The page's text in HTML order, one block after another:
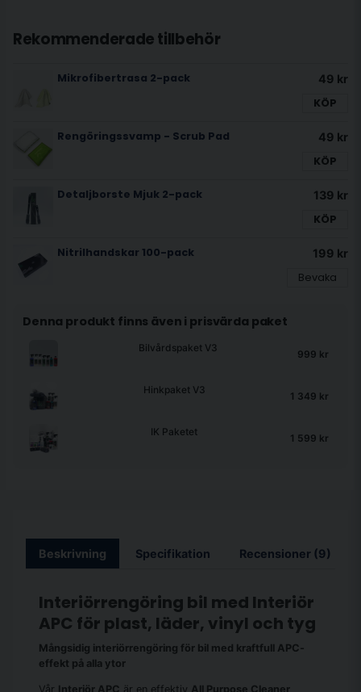
Rekommenderade tillbehör
Mikrofibertrasa 2-pack
49 kr
KÖP
Rengöringssvamp - Scrub Pad
49 kr
KÖP
Detaljborste Mjuk 2-pack
139 kr
KÖP
Nitrilhandskar 100-pack
199 kr
Bevaka
Denna produkt finns även i prisvärda paket
Bilvårdspaket V3
999 kr
Hinkpaket V3
1 349 kr
IK Paketet
1 599 kr
Beskrivning Specifikation Recensioner (9)
Interiörrengöring bil med Interiör
APC för plast, läder, vinyl och tyg
Mångsidig interiörrengöring för bil med kraftfull APC-
effekt på alla ytor
Vår Interiör APC är en effektiv All Purpose Cleaner